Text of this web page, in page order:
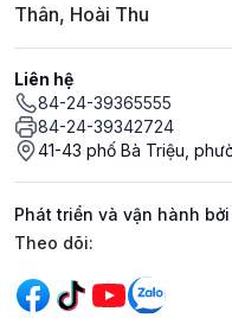
Thân, Hoài Thu
Liên hệ
84-24-39365555
84-24-39342724
41-43 phố Bà Triệu,
Phát triển và vận hành
Mạng xã hội
Theo dõi: